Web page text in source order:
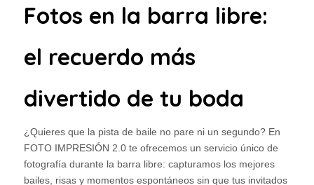
Fotos en la barra libre:
el recuerdo más
divertido de tu boda
¿Quieres que la pista de baile no pare ni un segundo? En
FOTO IMPRESIÓN 2.0 te ofrecemos un servicio único de
fotografía durante la barra libre: capturamos los mejores
bailes, risas y momentos espontáneos sin que tus invitados